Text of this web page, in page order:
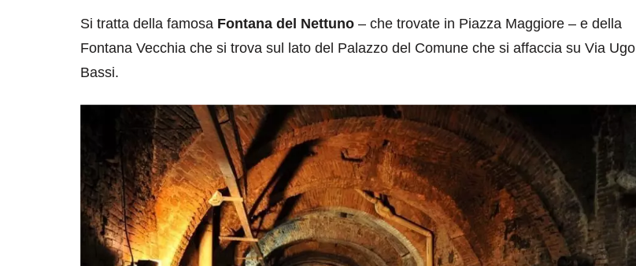
Si tratta della famosa Fontana del Nettuno – che trovate in Piazza Maggiore – e della
Fontana Vecchia che si trova sul lato del Palazzo del Comune che si affaccia su Via Ugo
Bassi.
di 4 ore
Immaturi il Viaggio
Rimini e dintorni